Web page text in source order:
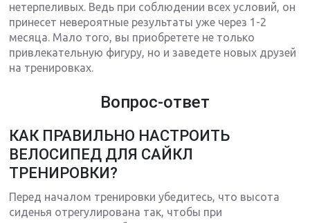
нетерпеливых. Ведь при соблюдении всех условий, он
принесет невероятные результаты уже через 1-2
месяца. Мало того, вы приобретете не только
привлекательную фигуру, но и заведете новых друзей
на тренировках.
Вопрос-ответ
КАК ПРАВИЛЬНО НАСТРОИТЬ
ВЕЛОСИПЕД ДЛЯ САЙКЛ
ТРЕНИРОВКИ?
Перед началом тренировки убедитесь, что высота
сиденья отрегулирована так, чтобы при